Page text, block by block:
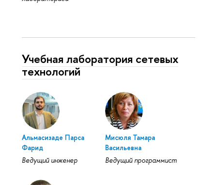
Учебная лаборатория сетевых
технологий
Альмасизаде Парса
Фарид
Ведущий инженер
Мисюля Тамара
Васильевна
Ведущий программист